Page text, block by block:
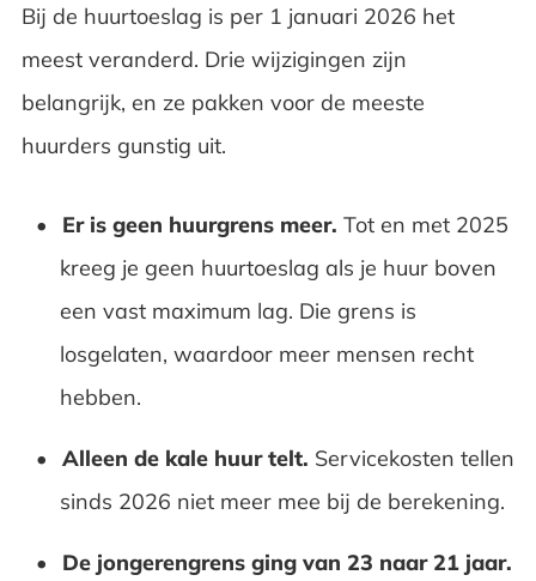
Bij de huurtoeslag is per 1 januari 2026 het
meest veranderd. Drie wijzigingen zijn
belangrijk, en ze pakken voor de meeste
huurders gunstig uit.
Er is geen huurgrens meer. Tot en met 2025
kreeg je geen huurtoeslag als je huur boven
een vast maximum lag. Die grens is
losgelaten, waardoor meer mensen recht
hebben.
Alleen de kale huur telt. Servicekosten tellen
sinds 2026 niet meer mee bij de berekening.
De jongerengrens ging van 23 naar 21 jaar.